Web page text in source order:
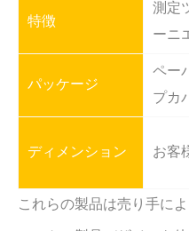
特徴
測定
ーニ
パッケージ
ペー
プカ
ディメンション お客
これらの製品は売り手に